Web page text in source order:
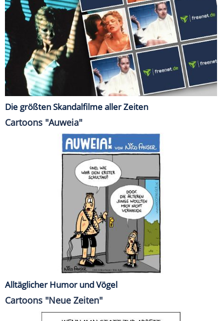
Die größten Skandalfilme aller Zeiten
Cartoons "Auweia"
Alltäglicher Humor und Vögel
Cartoons "Neue Zeiten"